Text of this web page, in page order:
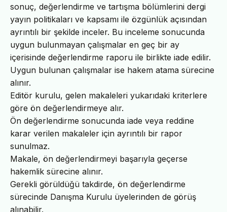
sonuç, değerlendirme ve tartışma bölümlerini dergi
yayın politikaları ve kapsamı ile özgünlük açısından
ayrıntılı bir şekilde inceler. Bu inceleme sonucunda
uygun bulunmayan çalışmalar en geç bir ay
içerisinde değerlendirme raporu ile birlikte iade edilir.
Uygun bulunan çalışmalar ise hakem atama sürecine
alınır.
Editör kurulu, gelen makaleleri yukarıdaki kriterlere
göre ön değerlendirmeye alır.
Ön değerlendirme sonucunda iade veya reddine
karar verilen makaleler için ayrıntılı bir rapor
sunulmaz.
Makale, ön değerlendirmeyi başarıyla geçerse
hakemlik sürecine alınır.
Gerekli görüldüğü takdirde, ön değerlendirme
sürecinde Danışma Kurulu üyelerinden de görüş
alınabilir.